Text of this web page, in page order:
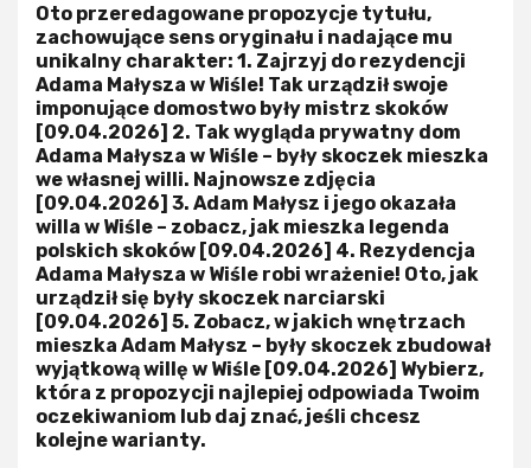
Oto przeredagowane propozycje tytułu,
zachowujące sens oryginału i nadające mu
unikalny charakter: 1. Zajrzyj do rezydencji
Adama Małysza w Wiśle! Tak urządził swoje
imponujące domostwo były mistrz skoków
[09.04.2026] 2. Tak wygląda prywatny dom
Adama Małysza w Wiśle – były skoczek mieszka
we własnej willi. Najnowsze zdjęcia
[09.04.2026] 3. Adam Małysz i jego okazała
willa w Wiśle – zobacz, jak mieszka legenda
polskich skoków [09.04.2026] 4. Rezydencja
Adama Małysza w Wiśle robi wrażenie! Oto, jak
urządził się były skoczek narciarski
[09.04.2026] 5. Zobacz, w jakich wnętrzach
mieszka Adam Małysz – były skoczek zbudował
wyjątkową willę w Wiśle [09.04.2026] Wybierz,
która z propozycji najlepiej odpowiada Twoim
oczekiwaniom lub daj znać, jeśli chcesz
kolejne warianty.